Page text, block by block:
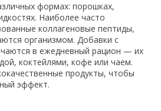
формах: порошках,
Наиболее часто
коллагеновые пептиды,
организмом. Добавки с
в ежедневный рацион — их
коктейлями, кофе или чаем.
продукты, чтобы
эффект.